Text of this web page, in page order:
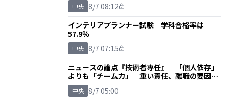
中央 8/7 08:12
インテリアプランナー試験 学科合格率は
57.9％
中央 8/7 07:15
ニュースの論点『技術者専任』 「個人依存」
よりも「チーム力」 重い責任、離職の要因に
も
中央 8/7 05:00